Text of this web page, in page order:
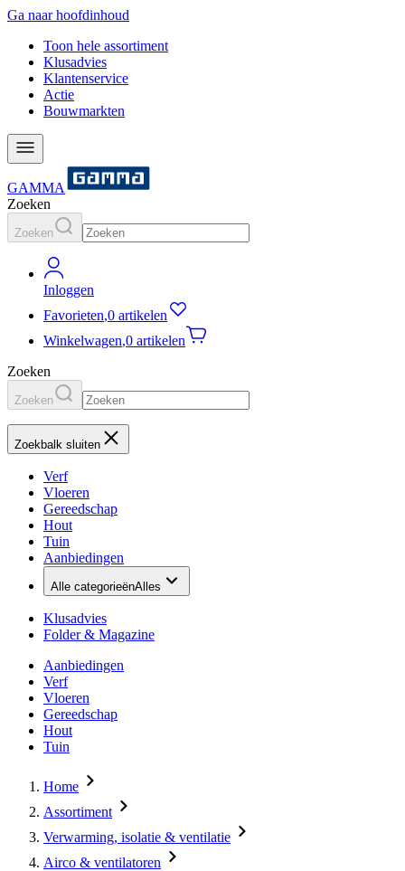
Ga naar hoofdinhoud
Toon hele assortiment
Klusadvies
Klantenservice
Actie
Bouwmarkten
GAMMA
Zoeken
Zoeken
Inloggen
Favorieten,0 artikelen
Winkelwagen,0 artikelen
Zoeken
Zoeken
Zoekbalk sluiten
Verf
Vloeren
Gereedschap
Hout
Tuin
Aanbiedingen
Alle categorieënAlles
Klusadvies
Folder & Magazine
Aanbiedingen
Verf
Vloeren
Gereedschap
Hout
Tuin
Home
Assortiment
Verwarming, isolatie & ventilatie
Airco & ventilatoren